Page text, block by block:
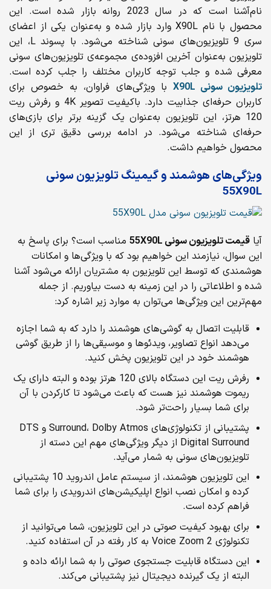
نام‌آشنا است که در سال 2023 روانه بازار شده است. این
محصول با نام X90L وارد بازار شده و به‌عنوان یکی از اعضای
سری 9 تلویزیون‌های سونی شناخته می‌شود. با پسوند L، این
تلویزیون به‌عنوان آخرین افزوده‌ی مجموعه‌ی تلویزیون‌های سونی
معرفی شده و جلب توجه کاربران مختلف را جلب کرده است.
تلویزیون سونی X90L با ویژگی‌های فراوان، به خصوص برای
کاربران حرفه‌ای جذابیت دارد. باکیفیت تصویر 4K و رفرش ریت
120 هرتز، این تلویزیون به‌عنوان یک گزینه برتر برای بازی‌های
حرفه‌ای شناخته می‌شود. در ادامه بررسی دقیق تری از این
محصول خواهیم داشت.
ویژگی‌های هوشمند و گیمینگ تلویزیون سونی
55X90L
آیا قیمت تلویزیون سونی 55 X90L
مناسب است؟ برای پاسخ به
این سوال، نیازمند این خواهیم بود که با ویژگی‌ها و امکانات
هوشمندی که توسط این تلویزیون به مشتریان ارائه می‌شود آشنا
شده و اطلاعاتی را در این زمینه به دست بیاوریم. از جمله
مهم‌ترین این ویژگی‌ها می‌توان به موارد زیر اشاره کرد:
قابلیت اتصال به گوشی‌های هوشمند را دارد که به شما اجازه
می‌دهد انواع تصاویر، ویدئوها و موسیقی‌ها را از طریق گوشی
هوشمند خود در این تلویزیون پخش کنید.
رفرش ریت این دستگاه بالای 120 هرتز بوده و البته دارای یک
ریموت هوشمند نیز هست که باعث می‌شود تا کارکردن با آن
برای شما بسیار راحت‌تر شود.
پشتیبانی از تکنولوژی‌های Surround، Dolby Atmos و DTS
Digital Surround از دیگر ویژگی‌های مهم این دسته از
تلویزیون‌های سونی به شمار می‌آید.
این تلویزیون هوشمند، از سیستم عامل اندروید 10 پشتیبانی
کرده و امکان نصب انواع اپلیکیشن‌های اندرویدی را برای شما
فراهم کرده است.
برای بهبود کیفیت صوتی در این تلویزیون، شما می‌توانید از
تکنولوژی Voice Zoom 2 به کار رفته در آن استفاده کنید.
این دستگاه قابلیت جستجوی صوتی را به شما ارائه داده و
البته از یک گیرنده دیجیتال نیز پشتیبانی می‌کند.